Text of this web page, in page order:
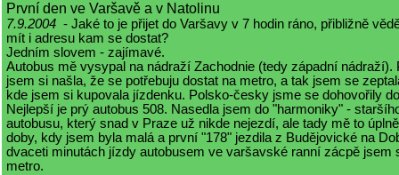
První den ve Varšavě a v Natolinu
7.9.2004 - Jaké to je přijet do Varšavy v 7 hodin ráno, přibližně
mít i adresu kam se dostat?
Jedním slovem - zajímavé.
Autobus mě vysypal na nádraží Zachodnie (tedy západní nádraží).
jsem si našla, že se potřebuju dostat na metro, a tak jsem se
kde jsem si kupovala jízdenku. Polsko-česky jsme se dohovořily
Nejlepší je prý autobus 508. Nasedla jsem do "harmoniky" -
autobusu, který snad v Praze už nikde nejezdí, ale tady mě to
doby, kdy jsem byla malá a první "178" jezdila z Budějovické na
dvaceti minutách jízdy autobusem ve varšavské ranní zácpě jsem
metro.